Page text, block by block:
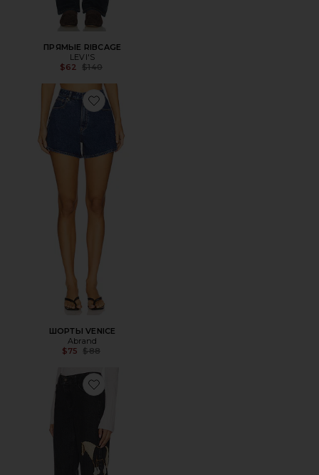
ПРЯМЫЕ RIBCAGE
LEVI'S
$62
Previous price:
$140
Favorite ШОРТЫ VENICE
ШОРТЫ VENICE
Abrand
$75
Previous price:
$88
Favorite ДЖИНСЫ HORSEY